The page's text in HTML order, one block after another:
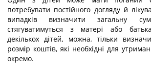
потребувати постійного догляду й
випадків визначити загальну
стягуватимуться з матері або
декількох дітей, можна, тільки
розмір коштів, які необхідні для
окремо.